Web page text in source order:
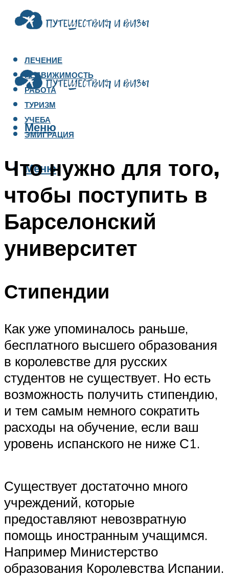
ЛЕЧЕНИЕ
НЕДВИЖИМОСТЬ
РАБОТА
ТУРИЗМ
УЧЕБА
ЭМИГРАЦИЯ
Меню
Меню
Что нужно для того,
чтобы поступить в
Барселонский
университет
Стипендии
Как уже упоминалось раньше,
бесплатного высшего образования
в королевстве для русских
студентов не существует. Но есть
возможность получить стипендию,
и тем самым немного сократить
расходы на обучение, если ваш
уровень испанского не ниже С1.
Существует достаточно много
учреждений, которые
предоставляют невозвратную
помощь иностранным учащимся.
Например Министерство
образования Королевства Испании.